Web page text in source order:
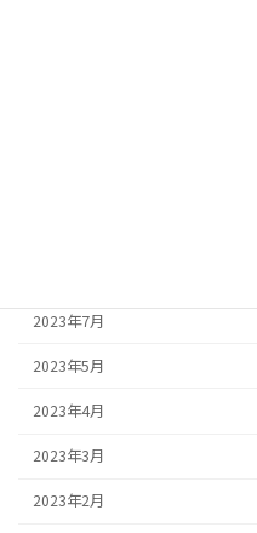
2023年7月
2023年5月
2023年4月
2023年3月
2023年2月